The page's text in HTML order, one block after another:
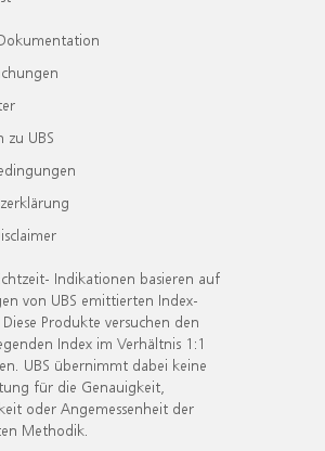
UBS
Indikationen basieren auf
von UBS emittierten Index-
Produkte versuchen den
Index im Verhältnis 1:1
UBS übernimmt dabei keine
für die Genauigkeit,
oder Angemessenheit der
Methodik.